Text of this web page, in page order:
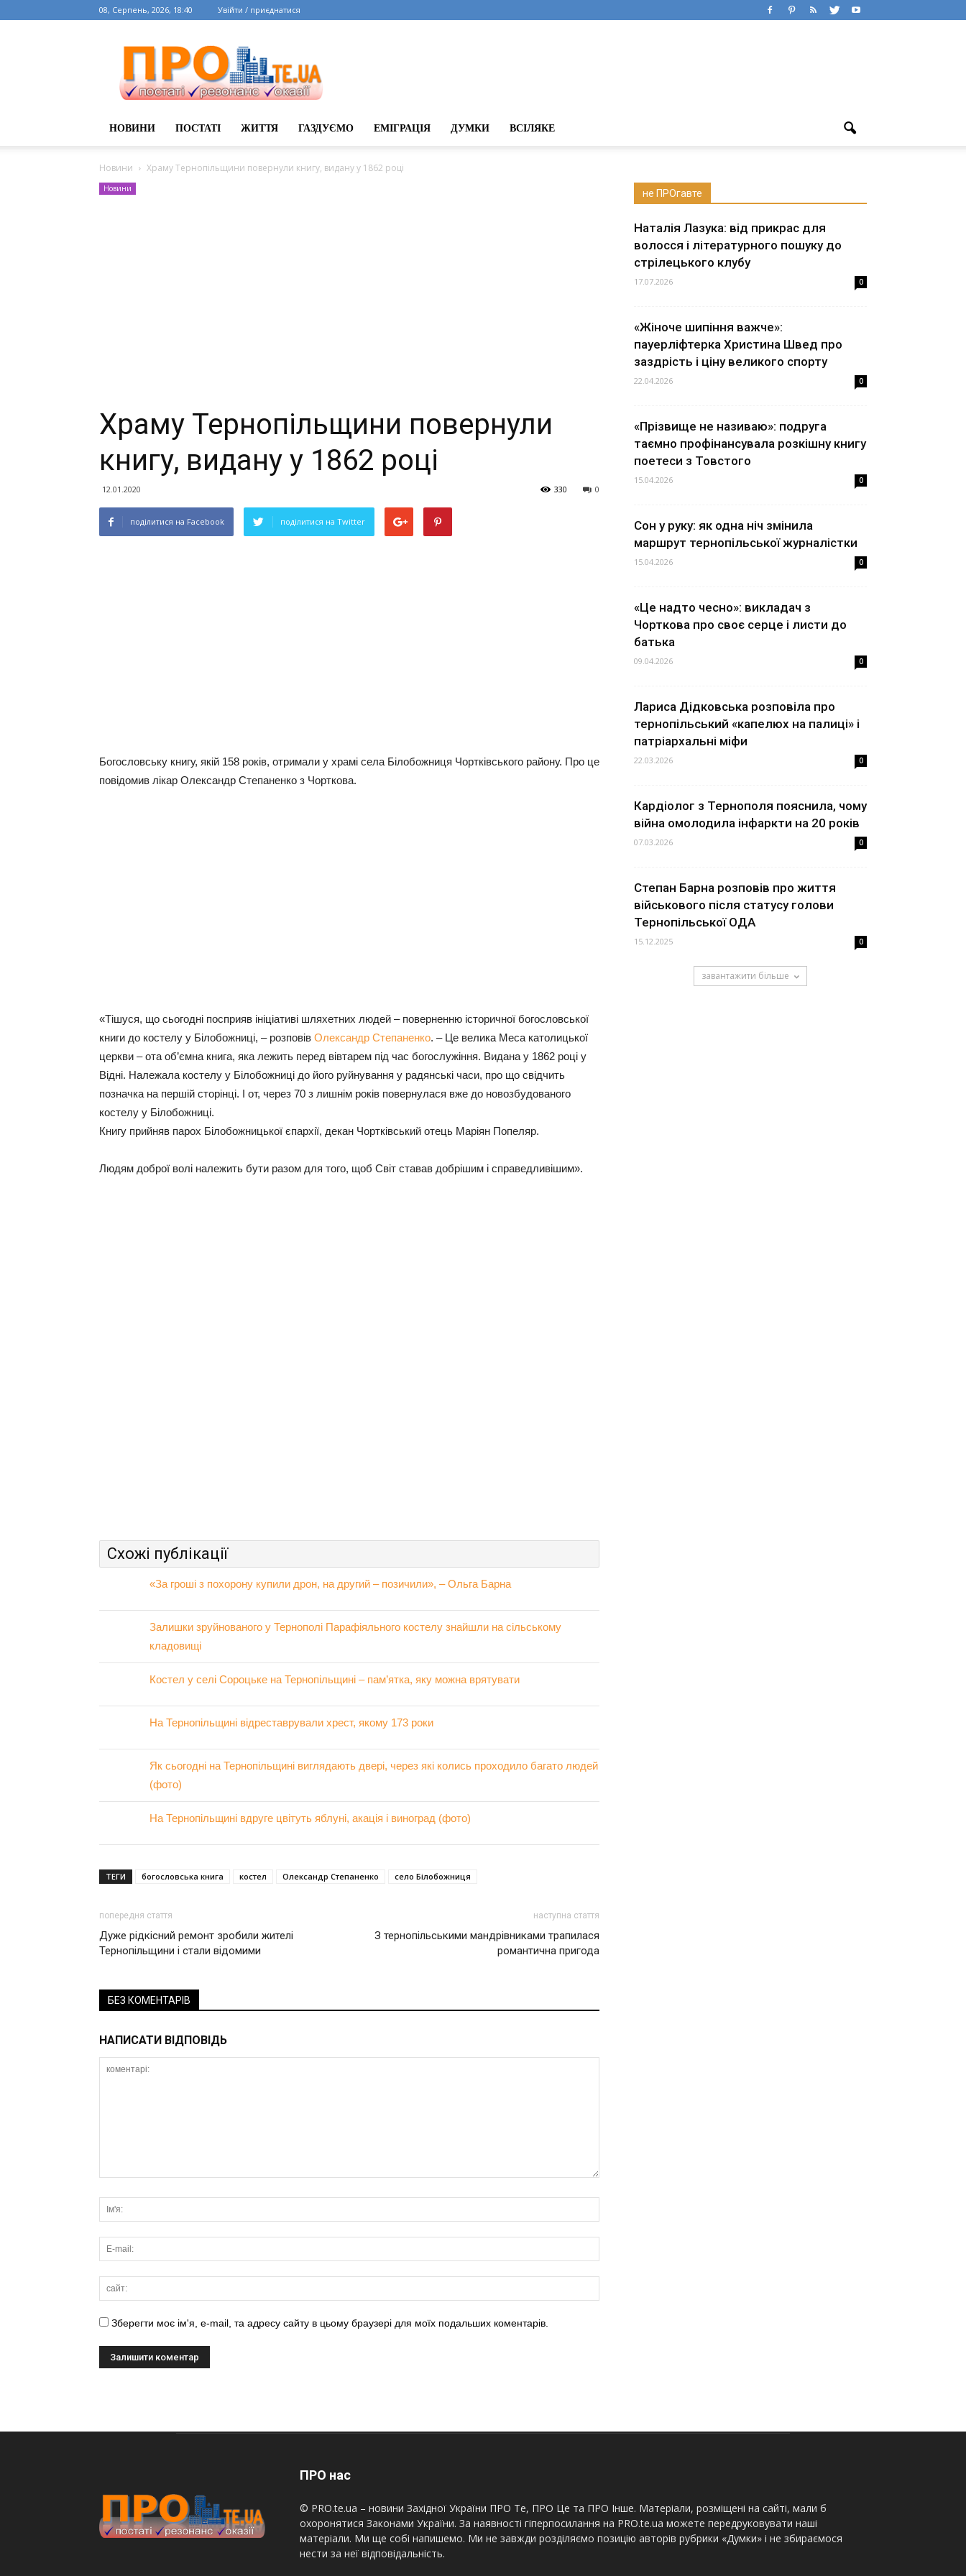
08, Серпень, 2026, 18:40 Увійти / приєднатися
НОВИНИ ПОСТАТІ ЖИТТЯ ГАЗДУЄМО ЕМІГРАЦІЯ ДУМКИ ВСІЛЯКЕ
Новини Храму Тернопільщини повернули книгу, видану у 1862 році
Новини
Храму Тернопільщини повернули
книгу, видану у 1862 році
12.01.2020 0
330
поділитися на Facebook поділитися на Twitter
Богословську книгу, якій 158 років, отримали у храмі села Білобожниця Чортківського району. Про це
повідомив лікар Олександр Степаненко з Чорткова.
«Тішуся, що сьогодні посприяв ініціативі шляхетних людей – поверненню історичної богословської
книги до костелу у Білобожниці, – розповів Олександр Степаненко. – Це велика Меса католицької
церкви – ота об’ємна книга, яка лежить перед вівтарем під час богослужіння. Видана у 1862 році у
Відні. Належала костелу у Білобожниці до його руйнування у радянські часи, про що свідчить
позначка на першій сторінці. І от, через 70 з лишнім років повернулася вже до новозбудованого
костелу у Білобожниці.
Книгу прийняв парох Білобожницької єпархії, декан Чортківський отець Маріян Попеляр.
Людям доброї волі належить бути разом для того, щоб Світ ставав добрішим і справедливішим».
Схожі публікації
«За гроші з похорону купили дрон, на другий – позичили», – Ольга Барна
Залишки зруйнованого у Тернополі Парафіяльного костелу знайшли на сільському
кладовищі
Костел у селі Сороцьке на Тернопільщині – пам’ятка, яку можна врятувати
На Тернопільщині відреставрували хрест, якому 173 роки
Як сьогодні на Тернопільщині виглядають двері, через які колись проходило багато людей
(фото)
На Тернопільщині вдруге цвітуть яблуні, акація і виноград (фото)
ТЕГИ богословська книга костел Олександр Степаненко село Білобожниця
попередня стаття
Дуже рідкісний ремонт зробили жителі
Тернопільщини і стали відомими
наступна стаття
З тернопільськими мандрівниками трапилася
романтична пригода
БЕЗ КОМЕНТАРІВ
НАПИСАТИ ВІДПОВІДЬ
Зберегти моє ім'я, e-mail, та адресу сайту в цьому браузері для моїх подальших коментарів.
не ПРОгавте
Наталія Лазука: від прикрас для
волосся і літературного пошуку до
стрілецького клубу
17.07.2026 0
«Жіноче шипіння важче»:
пауерліфтерка Христина Швед про
заздрість і ціну великого спорту
22.04.2026 0
«Прізвище не називаю»: подруга
таємно профінансувала розкішну книгу
поетеси з Товстого
15.04.2026 0
Сон у руку: як одна ніч змінила
маршрут тернопільської журналістки
15.04.2026 0
«Це надто чесно»: викладач з
Чорткова про своє серце і листи до
батька
09.04.2026 0
Лариса Дідковська розповіла про
тернопільський «капелюх на палиці» і
патріархальні міфи
22.03.2026 0
Кардіолог з Тернополя пояснила, чому
війна омолодила інфаркти на 20 років
07.03.2026 0
Степан Барна розповів про життя
військового після статусу голови
Тернопільської ОДА
15.12.2025 0
завантажити більше
ПРО нас
© PRO.te.ua – новини Західної України ПРО Те, ПРО Це та ПРО Інше. Матеріали, розміщені на сайті, мали б
охоронятися Законами України. За наявності гіперпосилання на PRO.te.ua можете передруковувати наші
матеріали. Ми ще собі напишемо. Ми не завжди розділяємо позицію авторів рубрики «Думки» і не збираємося
нести за неї відповідальність.